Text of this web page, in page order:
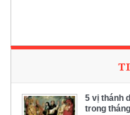
5 vị thánh
trong